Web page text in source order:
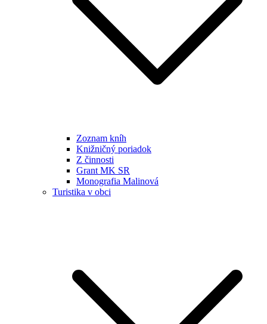
Zoznam kníh
Knižničný poriadok
Z činnosti
Grant MK SR
Monografia Malinová
Turistika v obci